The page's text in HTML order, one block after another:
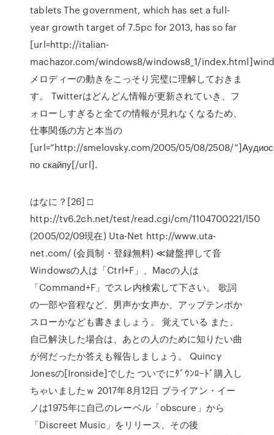
tablets The government, which has set a full-
year growth target of 7.5pc for 2013, has so far
[url=http://italian-
machazor.com/windows8/windows8_1/
メロディーの動きをこっそり完璧に理解しておきま
す。 Twitterはどんどん情報が更新されていき、フ
ォローしすぎると全ての情報が見れなくなるため、
仕事関係の方と本当の
[url=”http://smelovsky.com/2005/05/08/2508/
по скайпу[/url].
はなに？[26] □
http://tv6.2ch.net/test/read.cgi/cm/1104700221/l50
(2005/02/09現在) Uta-Net http://www.uta-
net.com/ (会員制・登録無料) ≪鍵盤押して音
Windowsの人は「Ctrl+F」、Macの人は
「Command+F」でスレ内検索して下さい。 歌詞
の一部や音程など、男声か女声か、アップテンポか
スローかなども書きましょう。 覚えている また、
自己解決した場合は、あとの人のために知りたい曲
が何だったか答えも報告しましょう。 Quincy
Jonesの[Ironside]でした ついでにﾀﾞｳﾝﾛｰﾄﾞ購入し
ちゃいましたｗ 2017年8月12日 ブライアン・イー
ノは1975年に自己のレーベル「obscure」から
「Discreet Music」をリリース、その後